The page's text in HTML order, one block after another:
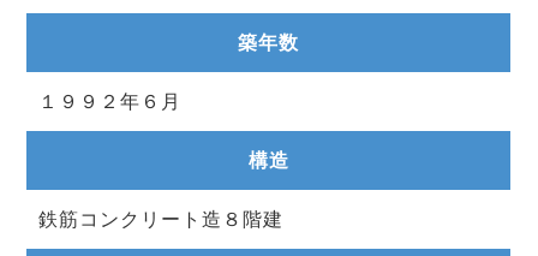
築年数
１９９２年６月
構造
鉄筋コンクリート造８階建